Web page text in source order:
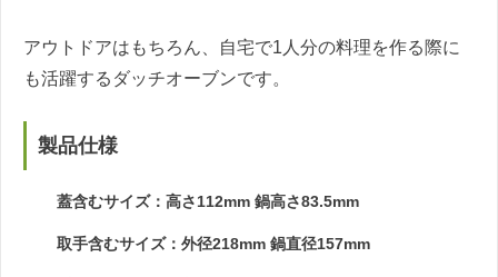
アウトドアはもちろん、自宅で1人分の料理を作る際に
も活躍するダッチオーブンです。
製品仕様
蓋含むサイズ：高さ112mm 鍋高さ83.5mm
取手含むサイズ：外径218mm 鍋直径157mm